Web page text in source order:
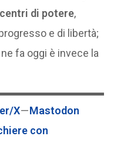
centri di potere,
e di libertà;
fa oggi è invece la
X—Mastodon
con